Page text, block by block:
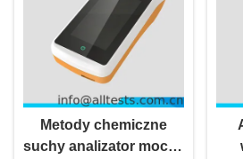
Metody chemiczne
suchy analizator moczu